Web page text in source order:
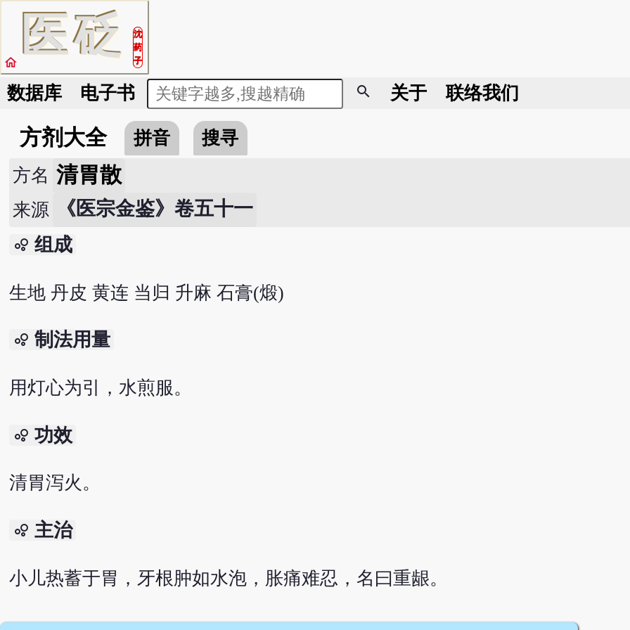
医砭
沈
药
子
home
数据库 电子书 search 关于 联络我们
方剂大全 拼音 搜寻
方名 清胃散
来源 《医宗金鉴》卷五十一
bubble_chart 组成
生地 丹皮 黄连 当归 升麻 石膏(煅)
bubble_chart 制法用量
用灯心为引，水煎服。
bubble_chart 功效
清胃泻火。
bubble_chart 主治
小儿热蓄于胃，牙根肿如水泡，胀痛难忍，名曰重龈。